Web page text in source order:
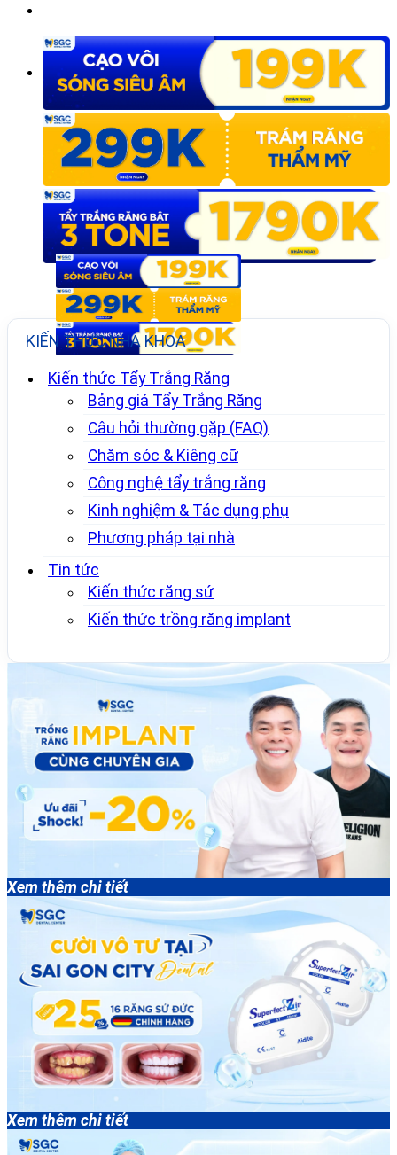
KIẾN THỨC NHA KHOA
Kiến thức Tẩy Trắng Răng
Bảng giá Tẩy Trắng Răng
Câu hỏi thường gặp (FAQ)
Chăm sóc & Kiêng cữ
Công nghệ tẩy trắng răng
Kinh nghiệm & Tác dụng phụ
Phương pháp tại nhà
Tin tức
Kiến thức răng sứ
Kiến thức trồng răng implant
Xem thêm chi tiết
Xem thêm chi tiết